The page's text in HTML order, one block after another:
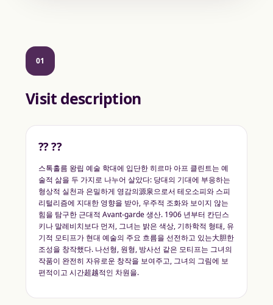
01
Visit description
?? ??
스톡홀름 왕립 예술 학대에 입단한 히르마 아프 클린트는 예
술적 삶을 두 가지로 나누어 살았다: 당대의 기대에 부응하는
형상적 실천과 은밀하게 영감의源泉으로서 테오소피와 스피
리털리즘에 지대한 영향을 받아, 우주적 조화와 보이지 않는
힘을 탐구한 근대적 Avant-garde 생산. 1906 년부터 칸딘스
키나 말레비치보다 먼저, 그녀는 밝은 색상, 기하학적 형태, 유
기적 모티프가 현대 예술의 주요 흐름을 선전하고 있는大胆한
조성을 창작했다. 나선형, 원형, 방사선 같은 모티프는 그녀의
작품이 완전히 자유로운 창작을 보여주고, 그녀의 그림에 보
편적이고 시간超越적인 차원을.